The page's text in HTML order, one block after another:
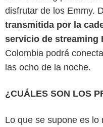
disfrutar de los Emmy.
transmitida por la
servicio de streaming
Colombia podrá
las ocho de la noche.
¿CUÁLES SON LOS
Lo que se supone es lo